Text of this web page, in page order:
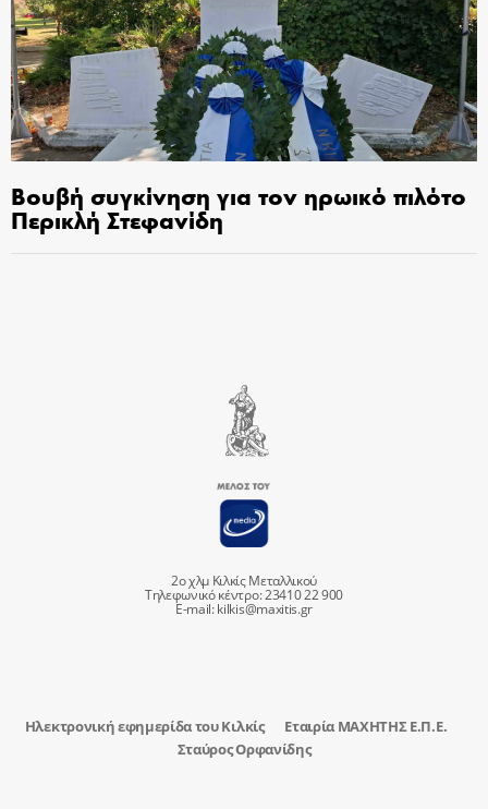
Βουβή συγκίνηση για τον ηρωικό πιλότο
Περικλή Στεφανίδη
2ο χλμ Κιλκίς Μεταλλικού
Τηλεφωνικό κέντρο: 23410 22 900
E-mail:kilkis@maxitis.gr
Ηλεκτρονική εφημερίδα του Κιλκίς
Εταιρία ΜΑΧΗΤΗΣ Ε.Π.Ε.
Σταύρος Ορφανίδης